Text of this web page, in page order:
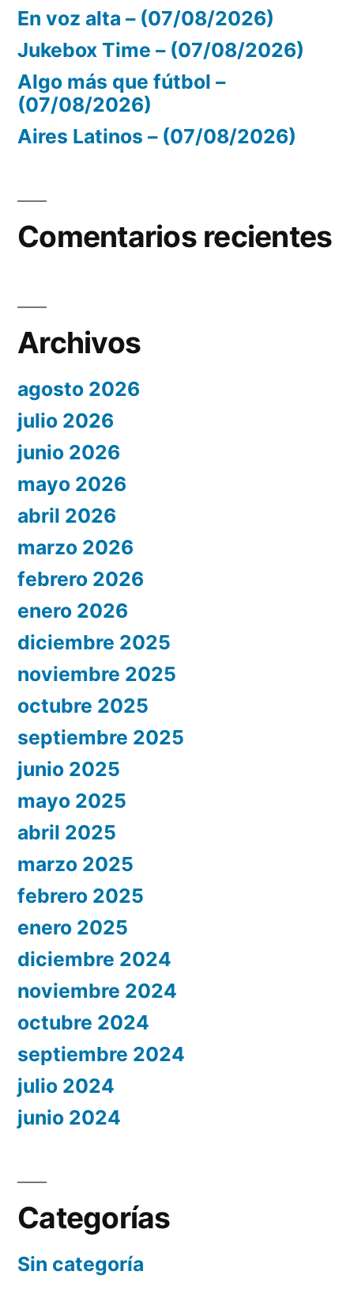
En voz alta – (07/08/2026)
Jukebox Time – (07/08/2026)
Algo más que fútbol –
(07/08/2026)
Aires Latinos – (07/08/2026)
Comentarios recientes
Archivos
agosto 2026
julio 2026
junio 2026
mayo 2026
abril 2026
marzo 2026
febrero 2026
enero 2026
diciembre 2025
noviembre 2025
octubre 2025
septiembre 2025
junio 2025
mayo 2025
abril 2025
marzo 2025
febrero 2025
enero 2025
diciembre 2024
noviembre 2024
octubre 2024
septiembre 2024
julio 2024
junio 2024
Categorías
Sin categoría